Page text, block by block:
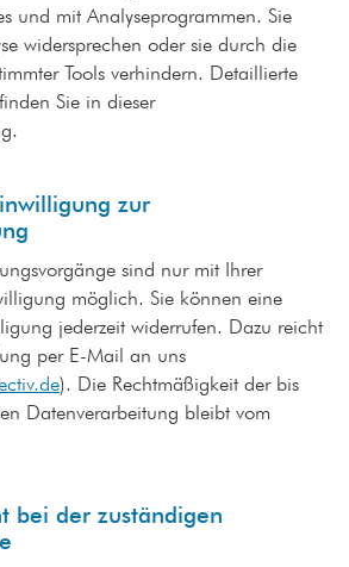
und mit Analyseprogrammen. Sie
widersprechen oder sie durch die
Tools verhindern. Detaillierte
Sie in dieser
zur
sind nur mit Ihrer
möglich. Sie können eine
jederzeit widerrufen. Dazu reicht
per E-Mail an uns
). Die Rechtmäßigkeit der bis
Datenverarbeitung bleibt vom
bei der zuständigen